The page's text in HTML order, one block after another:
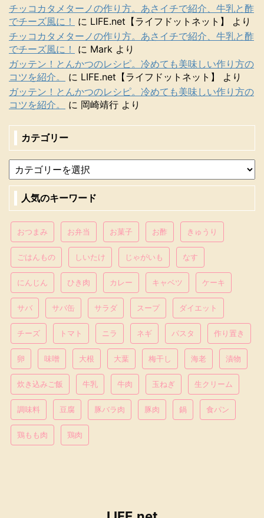
チッコカタメターノの作り方。あさイチで紹介、牛乳と酢
でチーズ風に！
に LIFE.net【ライフドットネット】
より
チッコカタメターノの作り方。あさイチで紹介、牛乳と酢
でチーズ風に！
に Mark より
ガッテン！とんかつのレシピ。冷めても美味しい作り方の
コツを紹介。
に LIFE.net【ライフドットネット】
より
ガッテン！とんかつのレシピ。冷めても美味しい作り方の
コツを紹介。
に 岡崎靖行 より
カテゴリー
人気のキーワード
おつまみ お弁当 お菓子 お酢 きゅうり
ごはんもの しいたけ じゃがいも なす
にんじん ひき肉 カレー キャベツ ケーキ
サバ サバ缶 サラダ スープ ダイエット
チーズ トマト ニラ ネギ パスタ 作り置き
卵 味噌 大根 大葉 梅干し 海老 漬物
炊き込みご飯 牛乳 牛肉 玉ねぎ 生クリーム
調味料 豆腐 豚バラ肉 豚肉 鍋 食パン
鶏もも肉 鶏肉